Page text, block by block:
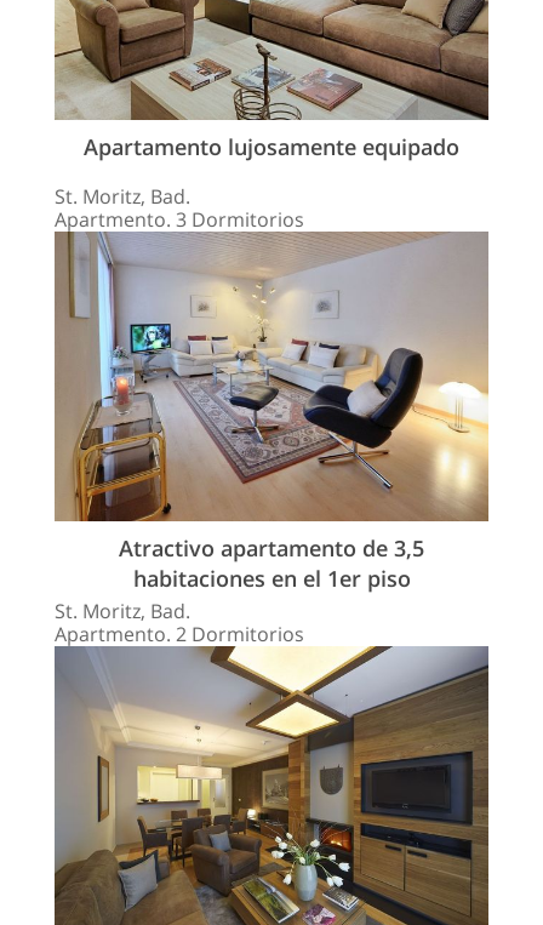
Apartamento lujosamente equipado
St. Moritz, Bad.
Apartmento. 3 Dormitorios
Atractivo apartamento de 3,5
habitaciones en el 1er piso
St. Moritz, Bad.
Apartmento. 2 Dormitorios